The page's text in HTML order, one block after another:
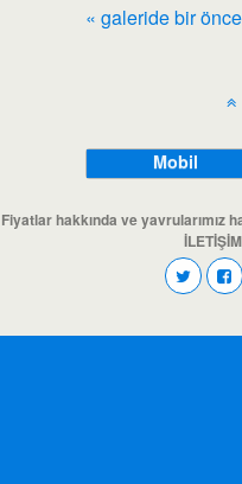
« galeride bir
Mobil
Fiyatlar hakkında ve yavrularımız